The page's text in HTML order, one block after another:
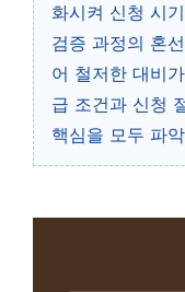
화시켜 신청 시
검증 과정의 혼
어 철저한 대비
급 조건과 신청
핵심을 모두 파